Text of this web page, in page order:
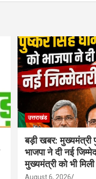
उत्तराखंड
बड़ी खबर: मुख्यमंत्री
भाजपा ने दी नई
मुख्यमंत्री को भी मिली
August 6, 2026